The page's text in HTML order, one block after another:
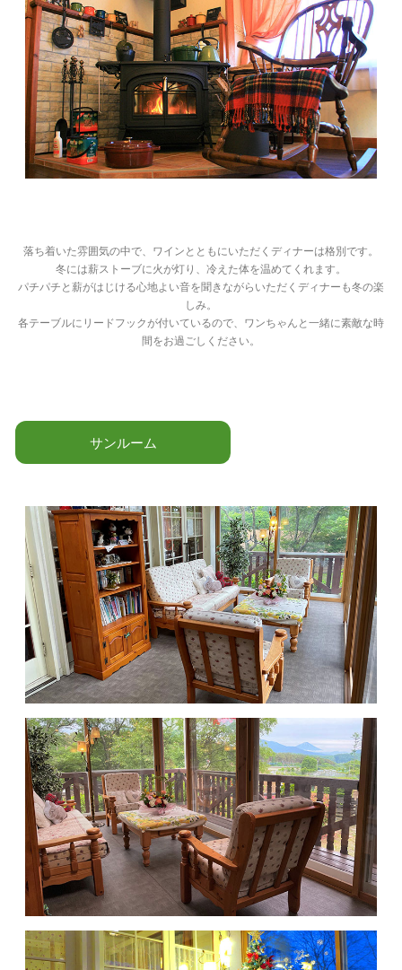
落ち着いた雰囲気の中で、ワインとともにいただくディナーは格別です。
冬には薪ストーブに火が灯り、冷えた体を温めてくれます。
パチパチと薪がはじける心地よい音を聞きながらいただくディナーも冬の楽
しみ。
各テーブルにリードフックが付いているので、ワンちゃんと一緒に素敵な時
間をお過ごしください。
サンルーム